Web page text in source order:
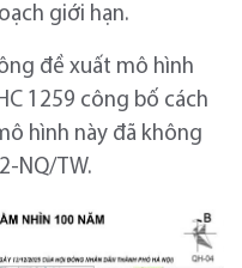
giới hạn.
đề xuất mô hình
1259 công bố cách
hình này đã không
NQ/TW.